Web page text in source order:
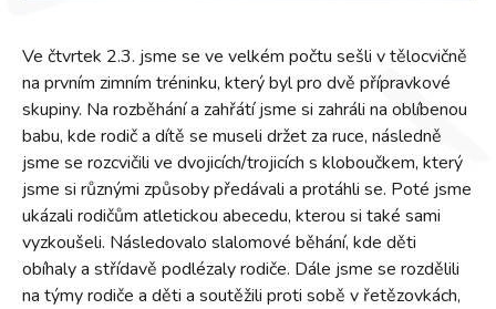
Ve čtvrtek 2.3. jsme se ve velkém počtu sešli v tělocvičně
na prvním zimním tréninku, který byl pro dvě přípravkové
skupiny. Na rozběhání a zahřátí jsme si zahráli na oblíbenou
babu, kde rodič a dítě se museli držet za ruce, následně
jsme se rozcvičili ve dvojicích/trojicích s kloboučkem, který
jsme si různými způsoby předávali a protáhli se. Poté jsme
ukázali rodičům atletickou abecedu, kterou si také sami
vyzkoušeli. Následovalo slalomové běhání, kde děti
obíhaly a střídavě podlézaly rodiče. Dále jsme se rozdělili
na týmy rodiče a děti a soutěžili proti sobě v řetězovkách,